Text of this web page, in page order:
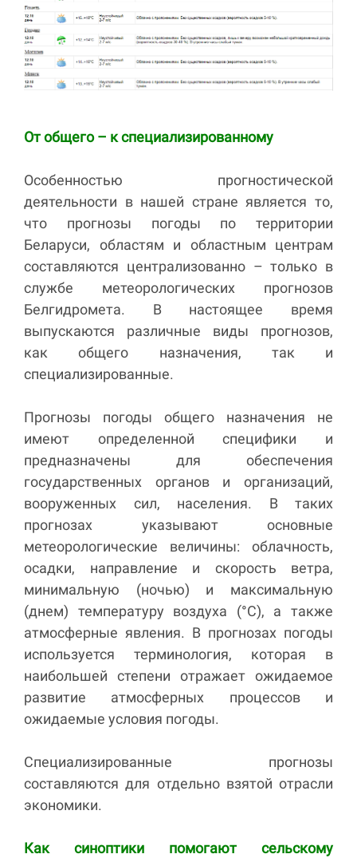
От общего – к специализированному
Особенностью прогностической
деятельности в нашей стране является то,
что прогнозы погоды по территории
Беларуси, областям и областным центрам
составляются централизованно – только в
службе метеорологических прогнозов
Белгидромета. В настоящее время
выпускаются различные виды прогнозов,
как общего назначения, так и
специализированные.
Прогнозы погоды общего назначения не
имеют определенной специфики и
предназначены для обеспечения
государственных органов и организаций,
вооруженных сил, населения. В таких
прогнозах указывают основные
метеорологические величины: облачность,
осадки, направление и скорость ветра,
минимальную (ночью) и максимальную
(днем) температуру воздуха (°С), а также
атмосферные явления. В прогнозах погоды
используется терминология, которая в
наибольшей степени отражает ожидаемое
развитие атмосферных процессов и
ожидаемые условия погоды.
Специализированные прогнозы
составляются для отдельно взятой отрасли
экономики.
Как синоптики помогают сельскому